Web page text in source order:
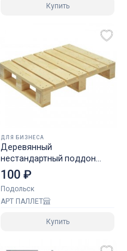
Купить
ДЛЯ БИЗНЕСА
Деревянный
нестандартный поддон
800х600 мм
100 ₽
Подольск
АРТ ПАЛЛЕТ
Купить